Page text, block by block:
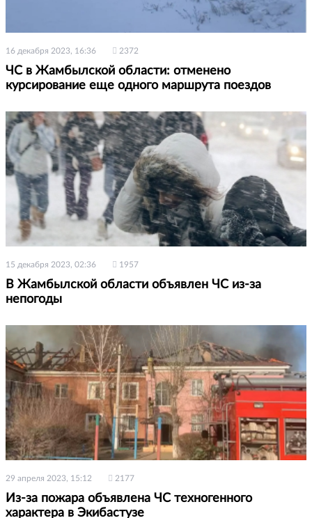
16 декабря 2023, 16:36 2372
ЧС в Жамбылской области: отменено
курсирование еще одного маршрута поездов
15 декабря 2023, 02:36 1957
В Жамбылской области объявлен ЧС из-за
непогоды
29 апреля 2023, 15:12 2177
Из-за пожара объявлена ЧС техногенного
характера в Экибастузе